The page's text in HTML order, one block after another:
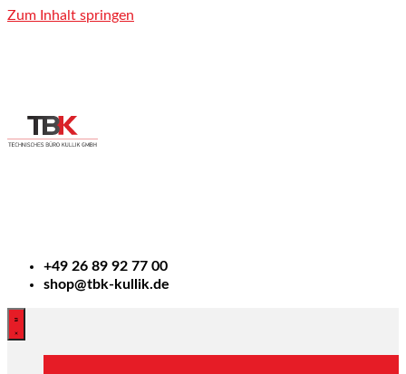
Zum Inhalt springen
+49 26 89 92 77 00
shop@tbk-kullik.de